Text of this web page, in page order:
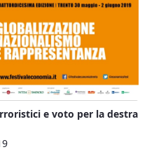
e voto per la destra